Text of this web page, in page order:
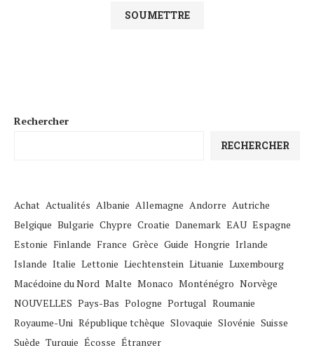
Rechercher
RECHERCHER
Achat Actualités Albanie Allemagne Andorre Autriche
Belgique Bulgarie Chypre Croatie Danemark EAU Espagne
Estonie Finlande France Grèce Guide Hongrie Irlande
Islande Italie Lettonie Liechtenstein Lituanie Luxembourg
Macédoine du Nord Malte Monaco Monténégro Norvège
NOUVELLES Pays-Bas Pologne Portugal Roumanie
Royaume-Uni République tchèque Slovaquie Slovénie Suisse
Suède Turquie Écosse Étranger